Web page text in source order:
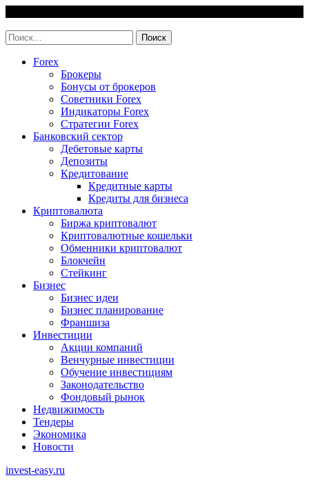
content
Найти:
Forex
Брокеры
Бонусы от брокеров
Советники Forex
Индикаторы Forex
Стратегии Forex
Банковский сектор
Дебетовые карты
Депозиты
Кредитование
Кредитные карты
Кредиты для бизнеса
Криптовалюта
Биржа криптовалют
Криптовалютные кошельки
Обменники криптовалют
Блокчейн
Стейкинг
Бизнес
Бизнес идеи
Бизнес планирование
Франшиза
Инвестиции
Акции компаний
Венчурные инвестиции
Обучение инвестициям
Законодательство
Фондовый рынок
Недвижимость
Тендеры
Экономика
Новости
invest-easy.ru